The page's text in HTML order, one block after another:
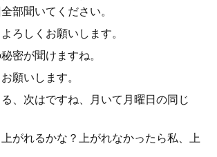
部聞いてください。
ろしくお願いします。
密が聞けますね。
願いします。
、次はですね、月いて月曜日の同じ
がれるかな？上がれなかったら私、上